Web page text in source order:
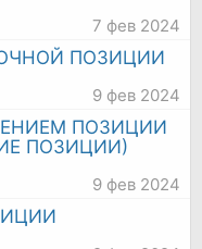
7 фев 2024
ПОЗИЦИИ
9 фев 2024
ПОЗИЦИИ
ПОЗИЦИИ)
9 фев 2024